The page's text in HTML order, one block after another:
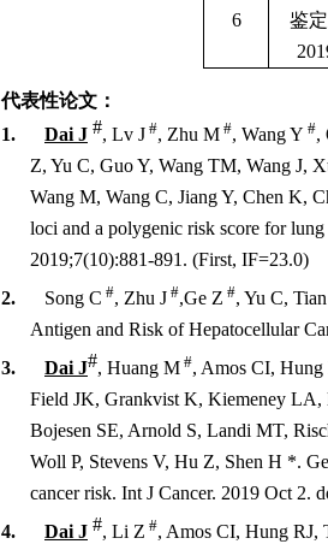
6
鉴
代表性论文：
1.
Dai J #, Lv J #, Zhu M #, Wang Y #,
Z, Yu C, Guo Y, Wang TM, Wang J,
Wang M, Wang C, Jiang Y, Chen K,
loci and a polygenic risk score for
2019;7(10):881-891. (First, IF=23.0)
2.
Song C #, Zhu J #,Ge Z #, Yu C,
Antigen and Risk of Hepatocellular
3.
Dai J#, Huang M #, Amos CI,
Field JK, Grankvist K, Kiemeney LA,
Bojesen SE, Arnold S, Landi MT,
Woll P, Stevens V, Hu Z, Shen H *.
cancer risk. Int J Cancer. 2019 Oct 2.
4.
Dai J #, Li Z #, Amos CI, Hung RJ,